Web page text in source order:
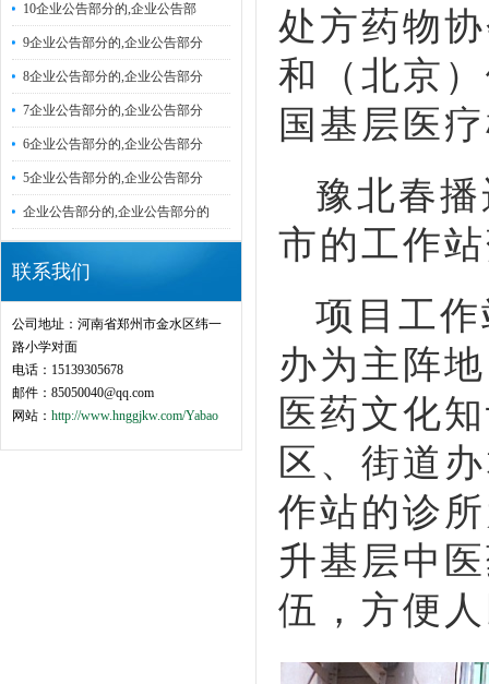
10企业公告部分的,企业公告部
9企业公告部分的,企业公告部分
8企业公告部分的,企业公告部分
7企业公告部分的,企业公告部分
6企业公告部分的,企业公告部分
5企业公告部分的,企业公告部分
企业公告部分的,企业公告部分的
联系我们
公司地址：河南省郑州市金水区纬一
路小学对面
电话：15139305678
邮件：85050040@qq.com
网站： http://www.hnggjkw.com/Yabao
处方药物
和（北京
国基层医
豫北春
市的工作
项目工
办为主阵
医药文化
区、街道
作站的诊
升基层中
伍，方便